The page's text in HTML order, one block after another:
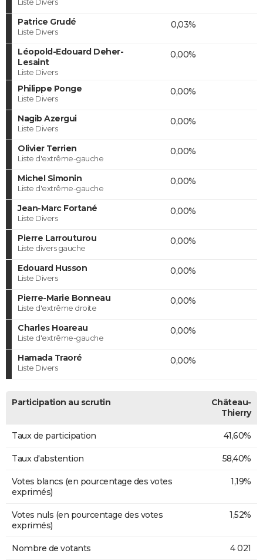
Patrice Grudé
Liste Divers
0,03%
Léopold-Edouard Deher-
Lesaint
Liste Divers
0,00%
Philippe Ponge
Liste Divers
0,00%
Nagib Azergui
Liste Divers
0,00%
Olivier Terrien
Liste d'extrême-gauche
0,00%
Michel Simonin
Liste d'extrême-gauche
0,00%
Jean-Marc Fortané
Liste Divers
0,00%
Pierre Larrouturou
Liste divers gauche
0,00%
Edouard Husson
Liste Divers
0,00%
Pierre-Marie Bonneau
Liste d'extrême droite
0,00%
Charles Hoareau
Liste d'extrême-gauche
0,00%
Hamada Traoré
Liste Divers
0,00%
Participation au scrutin
Château-
Thierry
Taux de participation 41,60%
Taux d'abstention 58,40%
Votes blancs (en pourcentage des votes
exprimés)
1,19%
Votes nuls (en pourcentage des votes
exprimés)
1,52%
Nombre de votants 4 021